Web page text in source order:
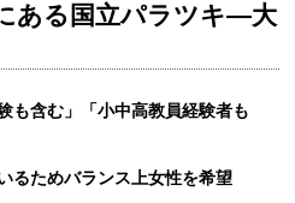
ある国立パラツキ―大
も含む」「小中高教員経験者も
ためバランス上女性を希望